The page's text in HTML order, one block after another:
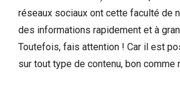
réseaux sociaux ont cette faculté de
des informations rapidement et à
Toutefois, fais attention ! Car il est
sur tout type de contenu, bon comme